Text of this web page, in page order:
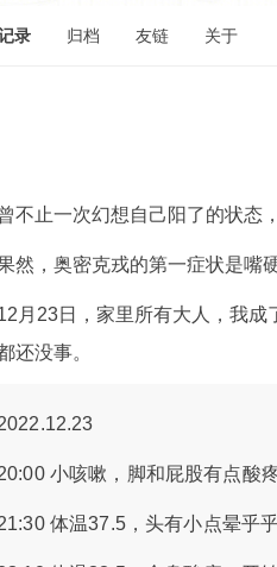
录 归档 友链 关于
不止一次幻想自己阳了的状态
然，奥密克戎的第一症状是嘴硬
月23日，家里所有大人，我
还没事。
小咳嗽，脚和屁股有点酸
体温37.5，头有小点晕乎